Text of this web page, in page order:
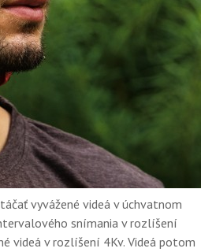
vyvážené videá v úchvatnom
snímania v rozlíšení
videá v rozlíšení 4Kv. Videá potom